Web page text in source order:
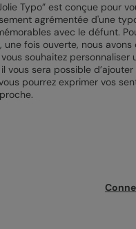
Typo” est conçue pour
agrémentée d'une
avec le défunt.
fois ouverte, nous
souhaitez
sera possible
pourrez exprimer vos